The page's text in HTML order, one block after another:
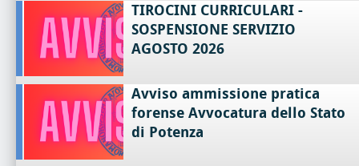
TIROCINI CURRICULARI -
SOSPENSIONE SERVIZIO
AGOSTO 2026
Avviso ammissione pratica
forense Avvocatura dello Stato
di Potenza